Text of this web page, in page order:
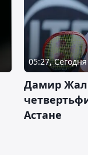
05:27, Сегодня
Дамир
Астане